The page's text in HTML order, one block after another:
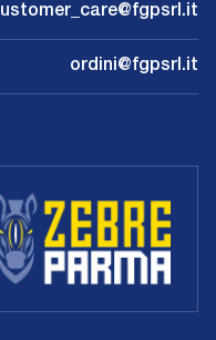
ordini@fgpsrl.it